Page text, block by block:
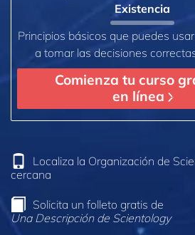
Existencia
Principios básicos que puedes
a tomar las decisiones
Comienza tu curso
en línea
Localiza la Organización de
cercana
Solicita un folleto gratis de
Una Descripción de Scientology